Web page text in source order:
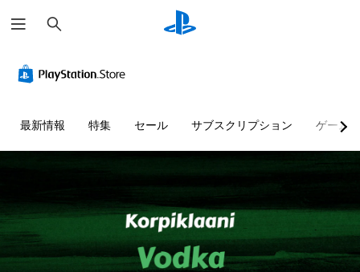
索
最新情報 特集 セール サブスクリプション ゲーム